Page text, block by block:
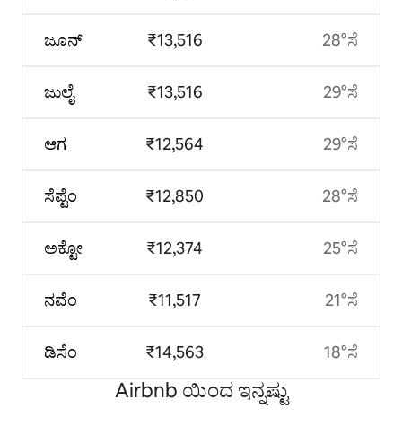
ಜೂನ್
ಜುಲೈ
ಆಗ
ಸೆಪ್ಟೆಂ
ಅಕ್ಟೋ
ನವೆಂ
ಡಿಸೆಂ
₹13,516
₹13,516
₹12,564
₹12,850
₹12,374
₹11,517
₹14,563
28°ಸೆ
29°ಸೆ
29°ಸೆ
28°ಸೆ
25°ಸೆ
21°ಸೆ
18°ಸೆ
Airbnb ಯಿಂದ ಇನ್ನಷ್ಟು